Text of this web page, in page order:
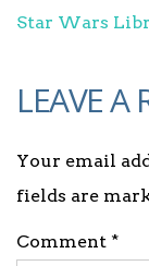
Star Wars
LEAVE A
Your email
fields are
Comment *